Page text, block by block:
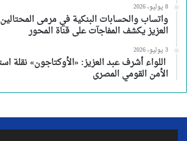
8 يوليو، 2026
واتساب والحسابات البنكية في مرمى
العزيز يكشف المفاجآت على قناة المحور
3 يوليو، 2026
اللواء أشرف عبد العزيز: «الأوكتاجون» نقلة
الأمن القومي المصرى